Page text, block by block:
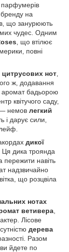
парфумерів
на
що занурюють
чудес. Одним
, що втілює
повні
цитрусових нот
ж, додавання
бадьорою
квітучого саду,
немов легкий
і дарує сили,
дикої
Ця дика троянда
пережити навіть
надзвичайно
що розцвіла
нотах
ветивера
Лісове
дерева
Разом
йдете по